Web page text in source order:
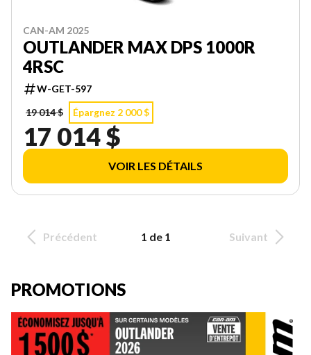
CAN-AM 2025
OUTLANDER MAX DPS 1000R
4RSC
W-GET-597
19 014 $
Épargnez 2 000 $
17 014 $
VOIR LES DÉTAILS
Précédent 1 de 1 Suivant
PROMOTIONS